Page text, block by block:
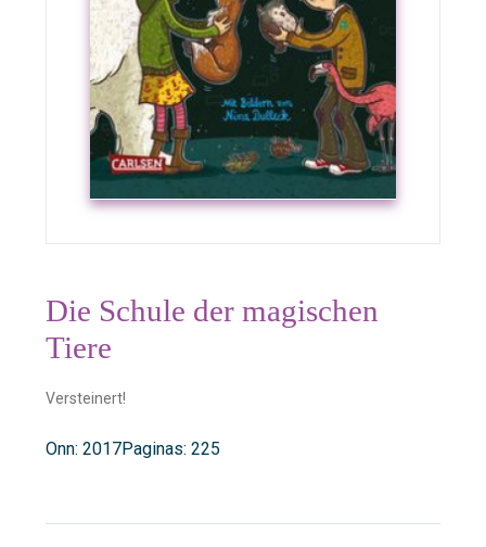
Die Schule der magischen
Tiere
Versteinert!
Onn: 2017Paginas: 225